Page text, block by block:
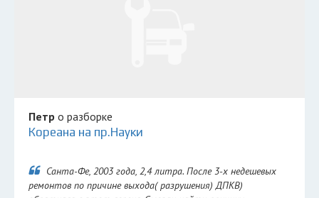
Петр о разборке
Кореана на пр.Науки
Санта-Фе, 2003 года, 2,4 литра. После 3-х недешевых
ремонтов по причине выхода( разрушения) ДПКВ)